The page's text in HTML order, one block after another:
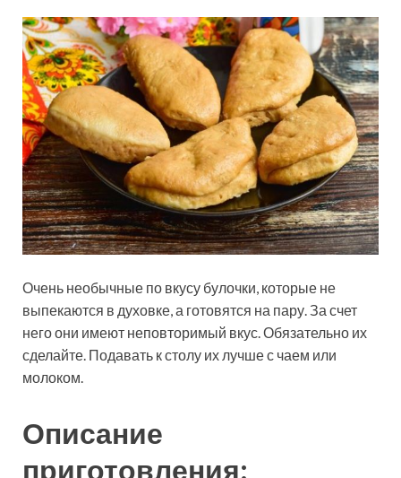
Очень необычные по вкусу булочки, которые не
выпекаются в духовке, а готовятся на пару. За счет
него они имеют неповторимый вкус. Обязательно их
сделайте. Подавать к столу их лучше с чаем или
молоком.
Описание
приготовления: